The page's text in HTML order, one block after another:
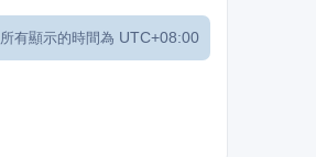
所有顯示的時間為 UTC+08:00